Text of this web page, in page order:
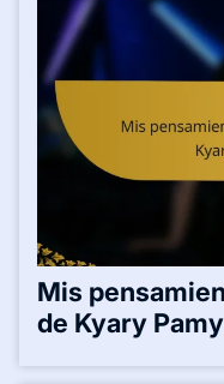
Mis
de Kyary